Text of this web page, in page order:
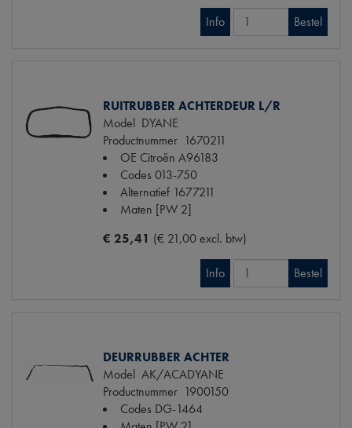
Info Bestel
RUITRUBBER ACHTERDEUR L/R
Model DYANE
Productnummer 1670211
OE Citroën A96183
Codes 013-750
Alternatief 1677211
Maten [PW 2]
€ 25,41 (€ 21,00 excl. btw)
Info Bestel
DEURRUBBER ACHTER
Model AK/ACADYANE
Productnummer 1900150
Codes DG-1464